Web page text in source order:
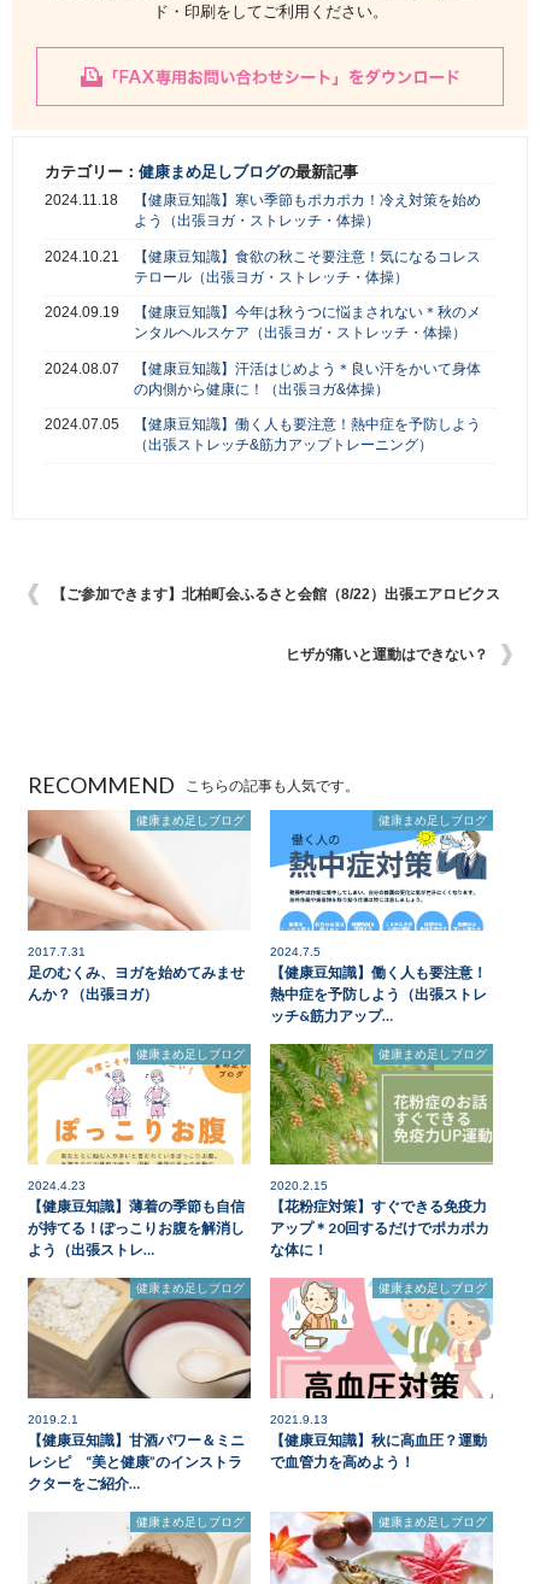
ド・印刷をしてご利用ください。
カテゴリー： 健康まめ足しブログの最新記事
2024.11.18
【健康豆知識】寒い季節もポカポカ！冷え対策を始め
よう（出張ヨガ・ストレッチ・体操）
2024.10.21
【健康豆知識】食欲の秋こそ要注意！気になるコレス
テロール（出張ヨガ・ストレッチ・体操）
2024.09.19
【健康豆知識】今年は秋うつに悩まされない＊秋のメ
ンタルヘルスケア（出張ヨガ・ストレッチ・体操）
2024.08.07
【健康豆知識】汗活はじめよう＊良い汗をかいて身体
の内側から健康に！（出張ヨガ&体操）
2024.07.05
【健康豆知識】働く人も要注意！熱中症を予防しよう
（出張ストレッチ&筋力アップトレーニング）
【ご参加できます】北柏町会ふるさと会館（8/22）出張エアロビクス
ヒザが痛いと運動はできない？
RECOMMEND こちらの記事も人気です。
健康まめ足しブログ
2017.7.31
足のむくみ、ヨガを始めてみませ
んか？（出張ヨガ）
健康まめ足しブログ
2024.7.5
【健康豆知識】働く人も要注意！
熱中症を予防しよう（出張ストレ
ッチ&筋力アップ…
健康まめ足しブログ
2024.4.23
【健康豆知識】薄着の季節も自信
が持てる！ぽっこりお腹を解消し
よう（出張ストレ…
健康まめ足しブログ
2020.2.15
【花粉症対策】すぐできる免疫力
アップ＊20回するだけでポカポカ
な体に！
健康まめ足しブログ
2019.2.1
【健康豆知識】甘酒パワー＆ミニ
レシピ “美と健康”のインストラ
クターをご紹介…
健康まめ足しブログ
2021.9.13
【健康豆知識】秋に高血圧？運動
で血管力を高めよう！
健康まめ足しブログ 健康まめ足しブログ